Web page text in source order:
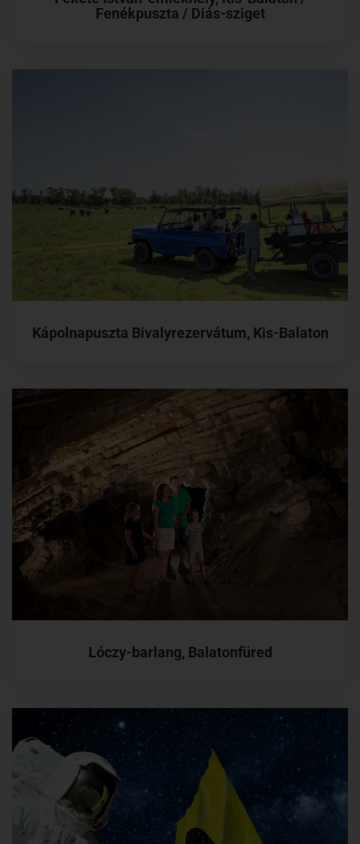
Fenékpuszta / Diás-sziget
Kápolnapuszta Bivalyrezervátum, Kis-Balaton
Lóczy-barlang, Balatonfüred